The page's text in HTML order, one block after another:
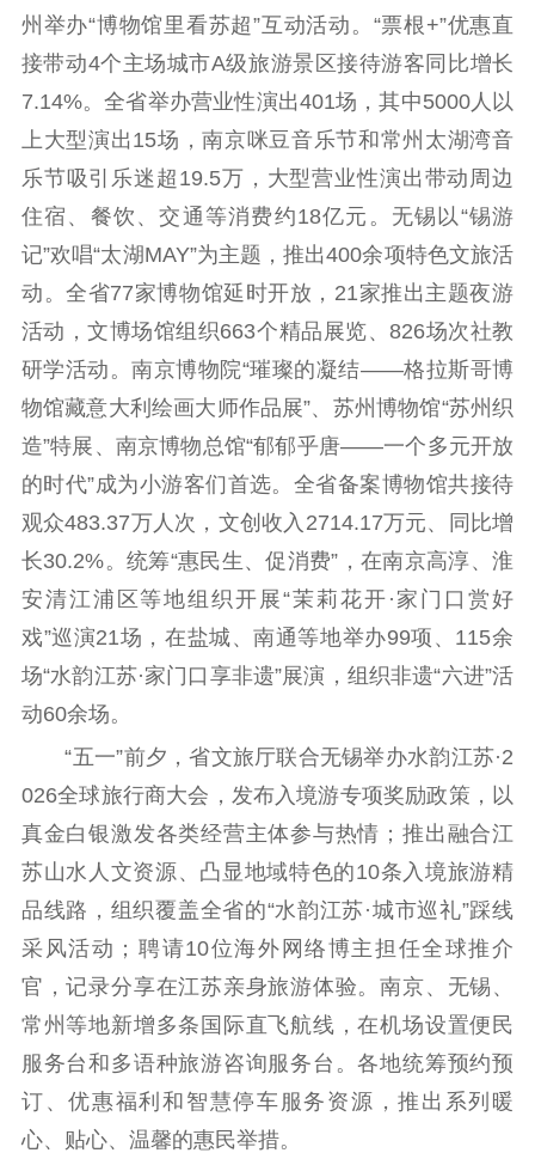
机关党建
文化人才
紫金人才 职称评审
数据资源
公共服务
新时代公民素养
提升资源库
新闻出版
政务服务
作品著作权
登记服务
科研创新
服务管理平台
智库服务
管理平台
文艺创作
服务管理
文化产业
统计分析
数字出版
审读服务
新闻发布工作备
案管理系统
电影
服务
理论宣讲
共建共享平台
政工继续教育学
习平台
责任编辑注册
业务申报系统
州举办“博物馆里看苏超”互动活动。“票根+”优惠直
接带动4个主场城市A级旅游景区接待游客同比增长
7.14%。全省举办营业性演出401场，其中5000人以
上大型演出15场，南京咪豆音乐节和常州太湖湾音
乐节吸引乐迷超19.5万，大型营业性演出带动周边
住宿、餐饮、交通等消费约18亿元。无锡以“锡游
记”欢唱“太湖MAY”为主题，推出400余项特色文旅活
动。全省77家博物馆延时开放，21家推出主题夜游
活动，文博场馆组织663个精品展览、826场次社教
研学活动。南京博物院“璀璨的凝结——格拉斯哥博
物馆藏意大利绘画大师作品展”、苏州博物馆“苏州织
造”特展、南京博物总馆“郁郁乎唐——一个多元开放
的时代”成为小游客们首选。全省备案博物馆共接待
观众483.37万人次，文创收入2714.17万元、同比增
长30.2%。统筹“惠民生、促消费”，在南京高淳、淮
安清江浦区等地组织开展“茉莉花开·家门口赏好
戏”巡演21场，在盐城、南通等地举办99项、115余
场“水韵江苏·家门口享非遗”展演，组织非遗“六进”活
动60余场。
“五一”前夕，省文旅厅联合无锡举办水韵江苏·2
026全球旅行商大会，发布入境游专项奖励政策，以
真金白银激发各类经营主体参与热情；推出融合江
苏山水人文资源、凸显地域特色的10条入境旅游精
品线路，组织覆盖全省的“水韵江苏·城市巡礼”踩线
采风活动；聘请10位海外网络博主担任全球推介
官，记录分享在江苏亲身旅游体验。南京、无锡、
常州等地新增多条国际直飞航线，在机场设置便民
服务台和多语种旅游咨询服务台。各地统筹预约预
订、优惠福利和智慧停车服务资源，推出系列暖
心、贴心、温馨的惠民举措。